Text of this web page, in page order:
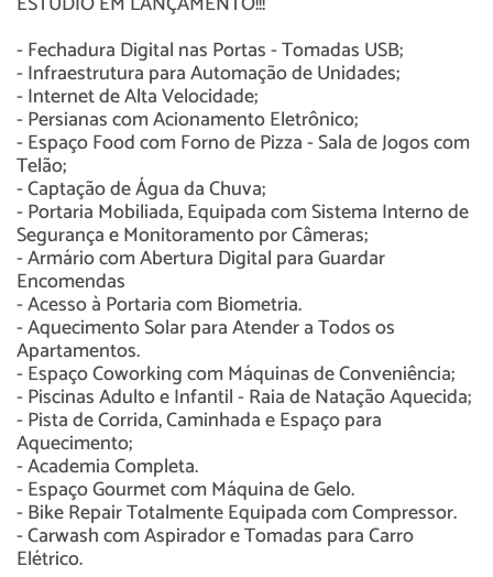
- Fechadura Digital nas Portas - Tomadas USB;
- Infraestrutura para Automação de Unidades;
- Internet de Alta Velocidade;
- Persianas com Acionamento Eletrônico;
- Espaço Food com Forno de Pizza - Sala de Jogos com
Telão;
- Captação de Água da Chuva;
- Portaria Mobiliada, Equipada com Sistema Interno de
Segurança e Monitoramento por Câmeras;
- Armário com Abertura Digital para Guardar
Encomendas
- Acesso à Portaria com Biometria.
- Aquecimento Solar para Atender a Todos os
Apartamentos.
- Espaço Coworking com Máquinas de Conveniência;
- Piscinas Adulto e Infantil - Raia de Natação Aquecida;
- Pista de Corrida, Caminhada e Espaço para
Aquecimento;
- Academia Completa.
- Espaço Gourmet com Máquina de Gelo.
- Bike Repair Totalmente Equipada com Compressor.
- Carwash com Aspirador e Tomadas para Carro
Elétrico.